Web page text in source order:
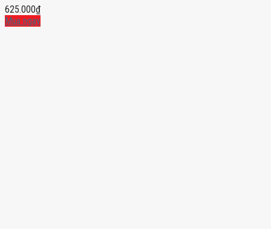
625.000₫
Mua ngay